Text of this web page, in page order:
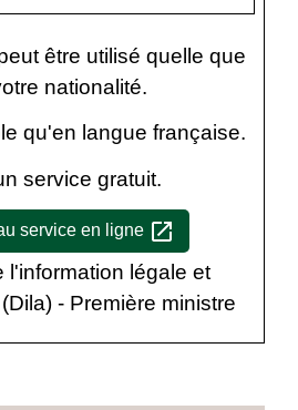
être utilisé quelle que
nationalité.
qu'en langue française.
service gratuit.
service en ligne open_in_new
l'information légale et
- Première ministre